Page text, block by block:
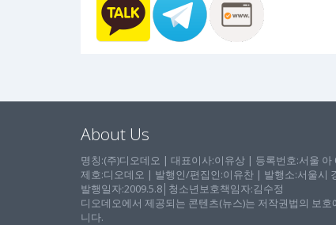
About Us
명칭:(주)디오데오 | 대표이사:이유상 | 등록번호:서울
제호:디오데오 | 발행인/편집인:이유찬 | 발행소:서울시
발행일자:2009.5.8│청소년보호책임자:김수정
디오데오에서 제공되는 콘텐츠(뉴스)는 저작권법의 보
니다.